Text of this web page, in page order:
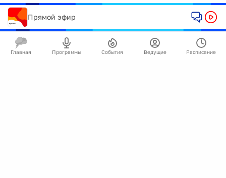
Прямой эфир
Главная Программы События Ведущие Расписание